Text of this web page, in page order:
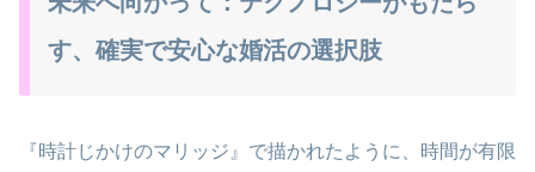
す、確実で安心な婚活の選択肢
『時計じかけのマリッジ』で描かれたように、時間が有限